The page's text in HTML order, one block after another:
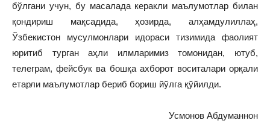
бўлгани учун, бу масалада керакли маълумотлар билан
қондириш мақсадида, ҳозирда, алҳамдулиллаҳ,
Ўзбекистон мусулмонлари идораси тизимида фаолият
юритиб турган аҳли илмларимиз томонидан, ютуб,
телеграм, фейсбук ва бошқа ахборот воситалари орқали
етарли маълумотлар бериб бориш йўлга қўйилди.
Усмонов Абдуманнон